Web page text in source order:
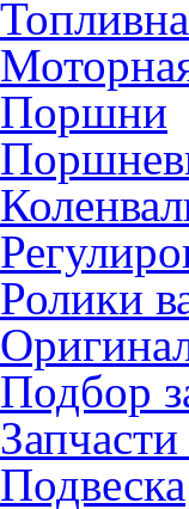
Поршни
Ролики
Подбор
Подвеска